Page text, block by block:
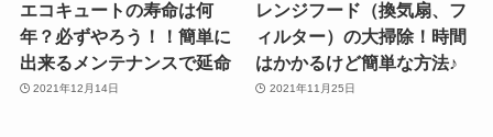
エコキュートの寿命は何
年？必ずやろう！！簡単に
出来るメンテナンスで延命
2021年12月14日
レンジフード（換気扇、フ
ィルター）の大掃除！時間
はかかるけど簡単な方法♪
2021年11月25日